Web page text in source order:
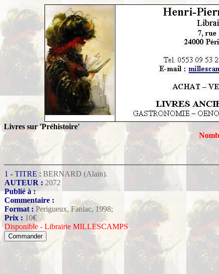
Livres sur 'Préhistoire'
1 - TITRE : BERNARD (Alain).
AUTEUR : 2072
Publié à :
Commentaire :
Format : Perigueux, Fanlac, 1998;
Prix : 10€
Disponible - Librairie MILLESCAMPS